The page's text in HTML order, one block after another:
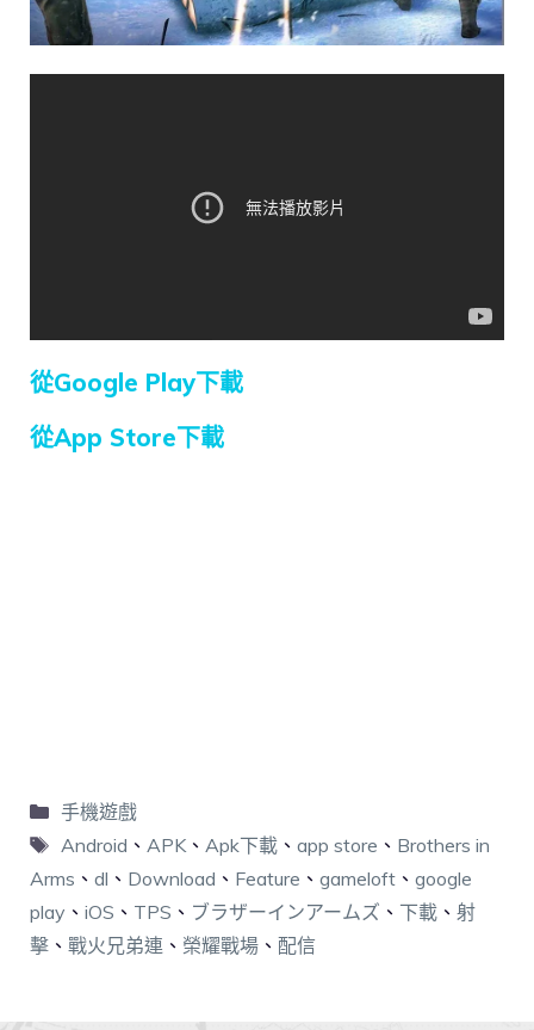
從Google Play下載
從App Store下載
手機遊戲
Android 、 APK、 Apk下載、 app store 、 Brothers in
Arms 、 dl 、 Download 、 Feature 、 gameloft 、 google
play 、 iOS 、 TPS 、 ブラザーインアームズ 、 下載 、 射
擊 、 戰火兄弟連 、 榮耀戰場 、 配信